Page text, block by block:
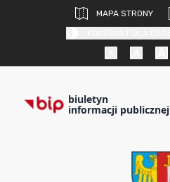
MAPA STRONY
biuletyn
informacji publicznej